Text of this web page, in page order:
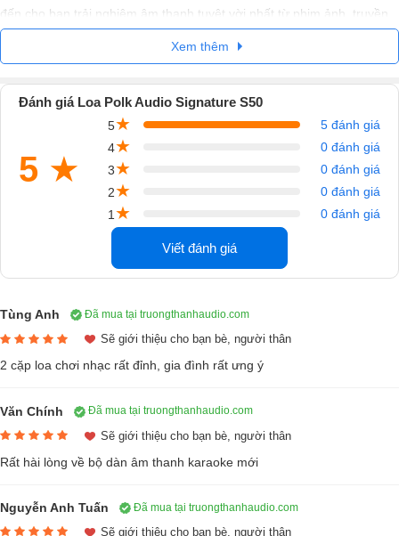
đến cho bạn trải nghiệm âm thanh tuyệt vời nhất từ phim ảnh, truyền
hình hay đơn giản chỉ là những giây phút thư giãn khi tận hưởng âm
nhạc tại nhà.
Mạnh mẽ, tinh tế ĐẬM chất Mỹ
Xem thêm
Đánh giá Loa Polk Audio Signature S50
5 ★
5★
5 đánh giá
4★
0 đánh giá
3★
0 đánh giá
2★
0 đánh giá
1 ★ 0 đánh giá
Viết đánh giá
Tùng Anh Đã mua tại truongthanhaudio.com
Sẽ giới thiệu cho bạn bè, người thân
2 cặp loa chơi nhạc rất đỉnh, gia đình rất ưng ý
Văn Chính Đã mua tại truongthanhaudio.com
Sẽ giới thiệu cho bạn bè, người thân
Rất hài lòng về bộ dàn âm thanh karaoke mới
Nguyễn Anh Tuấn Đã mua tại truongthanhaudio.com
Sẽ giới thiệu cho bạn bè, người thân